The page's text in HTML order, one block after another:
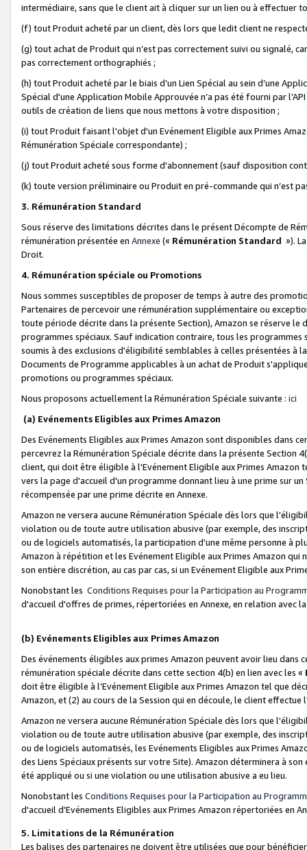
intermédiaire, sans que le client ait à cliquer sur un lien ou à
(f) tout Produit acheté par un client, dès lors que ledit client ne
(g) tout achat de Produit qui n’est pas correctement suivi ou signalé,
pas correctement orthographiés ;
(h) tout Produit acheté par le biais d’un Lien Spécial au sein d’une
Spécial d'une Application Mobile Approuvée n’a pas été fourni par
outils de création de liens que nous mettons à votre disposition ;
(i) tout Produit faisant l'objet d'un Evénement Eligible aux Primes
Rémunération Spéciale correspondante) ;
(j) tout Produit acheté sous forme d'abonnement (sauf disposition
(k) toute version préliminaire ou Produit en pré-commande qui n’est
3. Rémunération Standard
Sous réserve des limitations décrites dans le présent Décompte de
rémunération présentée en Annexe (« Rémunération Standard »).
Droit.
4. Rémunération spéciale ou Promotions
Nous sommes susceptibles de proposer de temps à autre des
Partenaires de percevoir une rémunération supplémentaire ou
toute période décrite dans la présente Section), Amazon se réserve
programmes spéciaux. Sauf indication contraire, tous les
soumis à des exclusions d'éligibilité semblables à celles présentées à
Documents de Programme applicables à un achat de Produit
promotions ou programmes spéciaux.
Nous proposons actuellement la Rémunération Spéciale suivante : ici
(a) Evénements Eligibles aux Primes Amazon
Des Evénements Eligibles aux Primes Amazon sont disponibles dans
percevrez la Rémunération Spéciale décrite dans la présente Section
client, qui doit être éligible à l'Evénement Eligible aux Primes Amazon
vers la page d'accueil d'un programme donnant lieu à une prime sur
récompensée par une prime décrite en Annexe.
Amazon ne versera aucune Rémunération Spéciale dès lors que
violation ou de toute autre utilisation abusive (par exemple, des
ou de logiciels automatisés, la participation d'une même personne à
Amazon à répétition et les Evénement Eligible aux Primes Amazon qui
son entière discrétion, au cas par cas, si un Evénement Eligible aux
Nonobstant les Conditions Requises pour la Participation au
d'accueil d'offres de primes, répertoriées en Annexe, en relation avec
(b) Evénements Eligibles aux Primes Amazon
Des événements éligibles aux primes Amazon peuvent avoir lieu dans
rémunération spéciale décrite dans cette section 4(b) en lien avec les «
doit être éligible à l’Evénement Eligible aux Primes Amazon tel que
Amazon, et (2) au cours de la Session qui en découle, le client
Amazon ne versera aucune Rémunération Spéciale dès lors que
violation ou de toute autre utilisation abusive (par exemple, des
ou de logiciels automatisés, les Evénements Eligibles aux Primes
des Liens Spéciaux présents sur votre Site). Amazon déterminera à
été appliqué ou si une violation ou une utilisation abusive a eu lieu.
Nonobstant les Conditions Requises pour la Participation au
d'accueil d'Evénements Eligibles aux Primes Amazon répertoriées en
5. Limitations de la Rémunération
Les balises des partenaires ne doivent être utilisées que pour